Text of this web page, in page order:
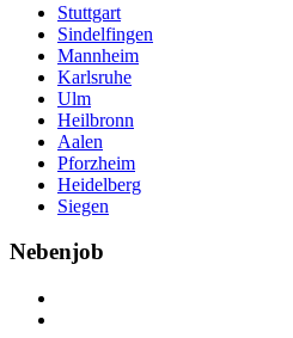
Stuttgart
Sindelfingen
Mannheim
Karlsruhe
Ulm
Heilbronn
Aalen
Pforzheim
Heidelberg
Siegen
Nebenjob